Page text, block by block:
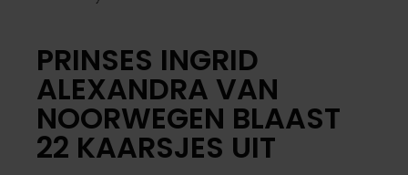
PRINSES INGRID
ALEXANDRA VAN
NOORWEGEN BLAAST
22 KAARSJES UIT